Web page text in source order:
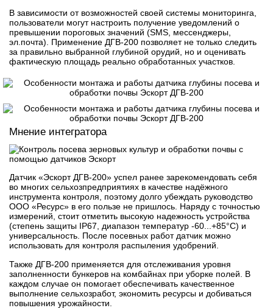
В зависимости от возможностей своей системы мониторинга,
пользователи могут настроить получение уведомлений о
превышении пороговых значений (SMS, мессенджеры,
эл.почта). Применение ДГВ-200 позволяет не только следить
за правильно выбранной глубиной орудий, но и оценивать
фактическую площадь реально обработанных участков.
Мнение интегратора
Датчик «Эскорт ДГВ-200» успел ранее зарекомендовать себя
во многих сельхозпредприятиях в качестве надёжного
инструмента контроля, поэтому долго убеждать руководство
ООО «Ресурс» в его пользе не пришлось. Наряду с точностью
измерений, стоит отметить высокую надежность устройства
(степень защиты IP67, диапазон температур -60...+85°С) и
универсальность. После посевных работ датчик можно
использовать для контроля распыления удобрений.
Также ДГВ-200 применяется для отслеживания уровня
заполненности бункеров на комбайнах при уборке полей. В
каждом случае он помогает обеспечивать качественное
выполнение сельхозработ, экономить ресурсы и добиваться
повышения урожайности.